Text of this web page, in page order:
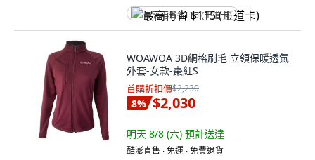
最高再省 $115 (王道卡)
WOAWOA 3D網格刷毛 立領保暖透氣
外套-女款-棗紅S
首購折扣價$2,230
8% $2,030
明天 8/8 (六) 預計送達
酷澎直售 ∙ 免運 ∙ 免費退貨